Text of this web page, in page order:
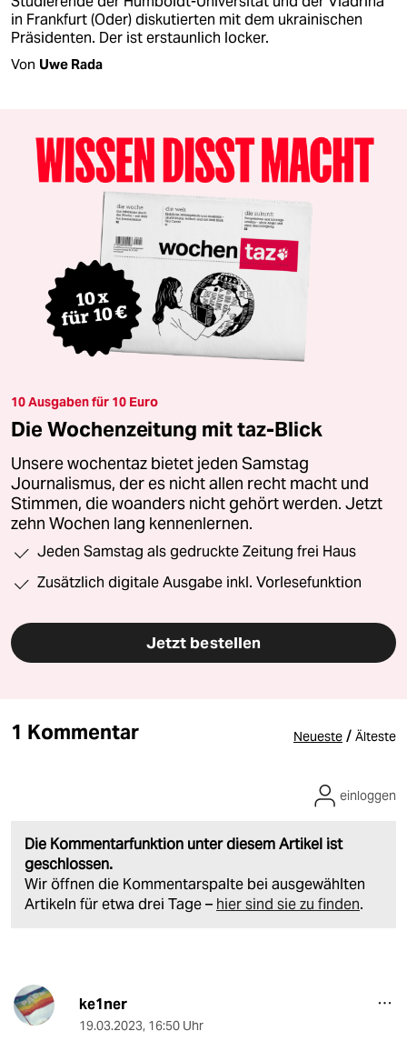
in Frankfurt (Oder) diskutierten mit dem ukrainischen
Präsidenten. Der ist erstaunlich locker.
Von Uwe Rada
10 Ausgaben für 10 Euro
Die Wochenzeitung mit taz-Blick
Unsere wochentaz bietet jeden Samstag
Journalismus, der es nicht allen recht macht und
Stimmen, die woanders nicht gehört werden. Jetzt
zehn Wochen lang kennenlernen.
Jeden Samstag als gedruckte Zeitung frei Haus
Zusätzlich digitale Ausgabe inkl. Vorlesefunktion
Jetzt bestellen
1 Kommentar Neueste / Älteste
Die Kommentarfunktion unter diesem Artikel ist
geschlossen.
Wir öffnen die Kommentarspalte bei ausgewählten
Artikeln für etwa drei Tage – hier sind sie zu finden.
einloggen
ke1ner
19.03.2023, 16:50 Uhr